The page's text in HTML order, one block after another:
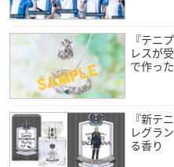
『テニ
レスが
で作っ
『新テ
レグラ
る香り